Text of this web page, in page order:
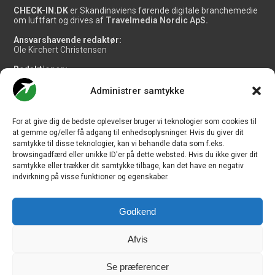
Administrer samtykke
For at give dig de bedste oplevelser bruger vi teknologier som cookies til
at gemme og/eller få adgang til enhedsoplysninger. Hvis du giver dit
samtykke til disse teknologier, kan vi behandle data som f.eks.
browsingadfærd eller unikke ID'er på dette websted. Hvis du ikke giver dit
samtykke eller trækker dit samtykke tilbage, kan det have en negativ
indvirkning på visse funktioner og egenskaber.
Godkend
Afvis
Se præferencer
CHECK-IN.DK er Skandinaviens førende digitale branchemedie
om luftfart og drives af Travelmedia Nordic ApS.
Ansvarshavende redaktør:
Ole Kirchert Christensen
Redaktionen:
Christian Granhøj Skouboe
Henrik Baumgarten
Danny Longhi Andreasen
Salg og jobannoncer:
salg@travelmedianordic.com
Vi tager ansvar for indholdet og er tilmeldt